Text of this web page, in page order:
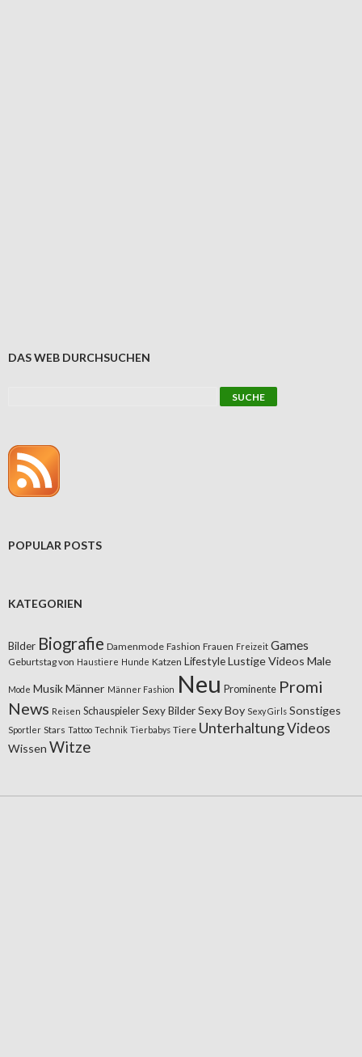
DAS WEB DURCHSUCHEN
POPULAR POSTS
KATEGORIEN
Bilder Biografie Damenmode Fashion Frauen Freizeit Games
Geburtstag von Haustiere Hunde Katzen LifestyleLustige Videos Male
Mode MusikMänner Männer Fashion Neu Prominente Promi
News Reisen Schauspieler Sexy BilderSexy Boy Sexy Girls Sonstiges
Sportler Stars Tattoo Technik Tierbabys Tiere UnterhaltungVideos
Wissen Witze